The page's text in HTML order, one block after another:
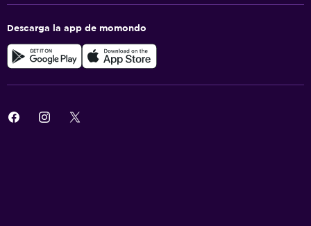
Descarga la app de momondo